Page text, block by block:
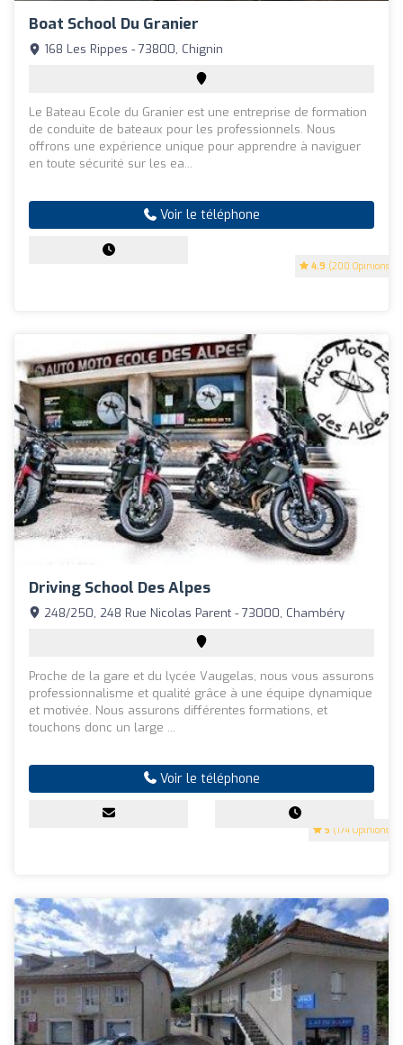
Boat School Du Granier
4.9 (200 Opinions)
168 Les Rippes - 73800, Chignin
Le Bateau Ecole du Granier est une entreprise de formation
de conduite de bateaux pour les professionnels. Nous
offrons une expérience unique pour apprendre à naviguer
en toute sécurité sur les ea...
Voir le téléphone
Driving School Des Alpes
5 (174 Opinions)
248/250, 248 Rue Nicolas Parent - 73000, Chambéry
Proche de la gare et du lycée Vaugelas, nous vous assurons
professionnalisme et qualité grâce à une équipe dynamique
et motivée. Nous assurons différentes formations, et
touchons donc un large ...
Voir le téléphone